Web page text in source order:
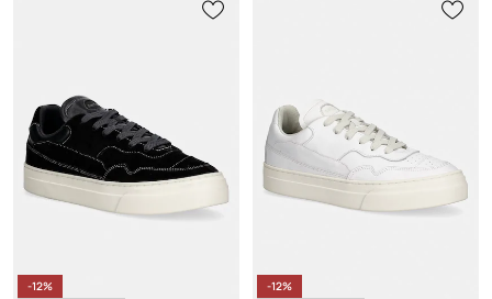
-12%
-12%